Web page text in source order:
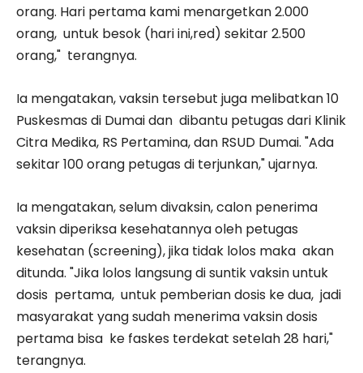
orang. Hari pertama kami menargetkan 2.000
orang, untuk besok (hari ini,red) sekitar 2.500
orang," terangnya.
Ia mengatakan, vaksin tersebut juga melibatkan 10
Puskesmas di Dumai dan dibantu petugas dari Klinik
Citra Medika, RS Pertamina, dan RSUD Dumai. "Ada
sekitar 100 orang petugas di terjunkan," ujarnya.
Ia mengatakan, selum divaksin, calon penerima
vaksin diperiksa kesehatannya oleh petugas
kesehatan (screening), jika tidak lolos maka akan
ditunda. "Jika lolos langsung di suntik vaksin untuk
dosis pertama, untuk pemberian dosis ke dua, jadi
masyarakat yang sudah menerima vaksin dosis
pertama bisa ke faskes terdekat setelah 28 hari,"
terangnya.